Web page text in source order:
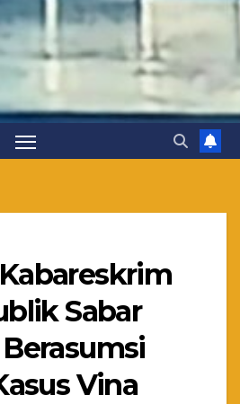
Sabar
Vina